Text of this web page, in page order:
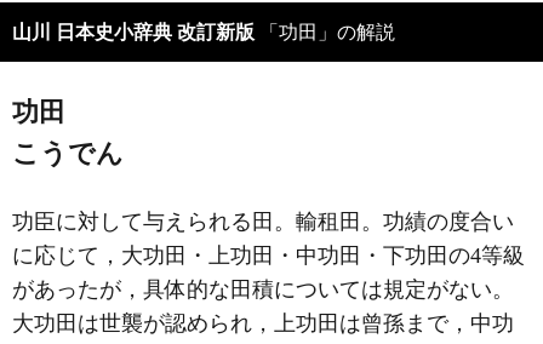
山川 日本史小辞典 改訂新版 「功田」の解説
功田
こうでん
功臣に対して与えられる田。輸租田。功績の度合い
に応じて，大功田・上功田・中功田・下功田の4等級
があったが，具体的な田積については規定がない。
大功田は世襲が認められ，上功田は曾孫まで，中功